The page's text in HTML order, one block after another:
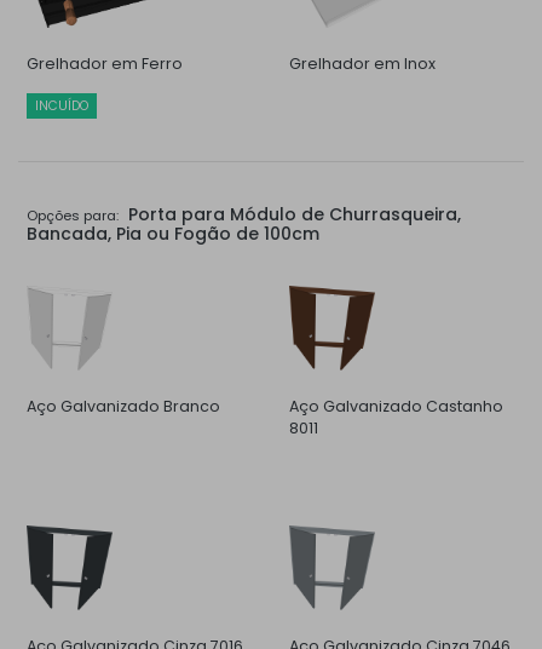
Grelhador em Ferro
INCUÍDO
Grelhador em Inox
Opções para: Porta para Módulo de Churrasqueira,
Bancada, Pia ou Fogão de 100cm
Aço Galvanizado Branco
Aço Galvanizado Castanho
8011